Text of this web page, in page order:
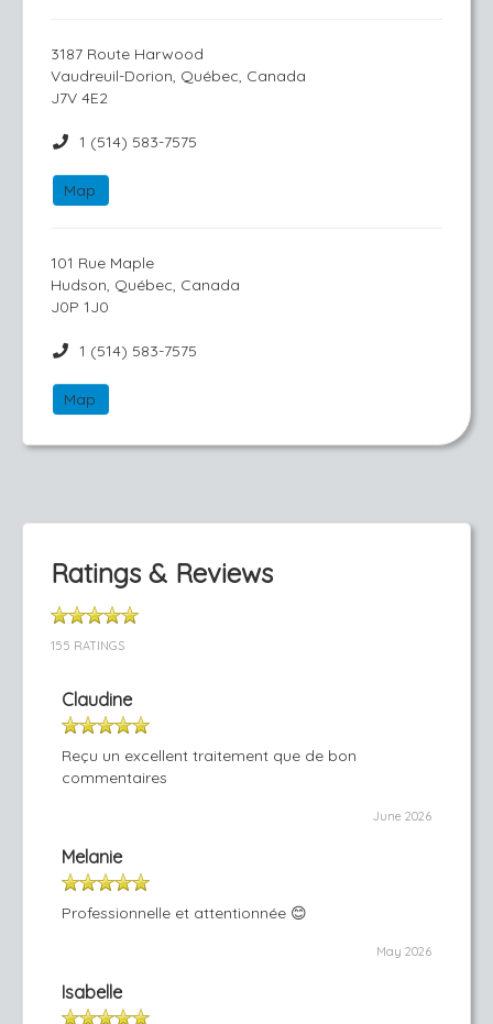
3187 Route Harwood
Vaudreuil-Dorion, Québec, Canada
J7V 4E2
1 (514) 583-7575
Map
101 Rue Maple
Hudson, Québec, Canada
J0P 1J0
1 (514) 583-7575
Map
Ratings & Reviews
155 RATINGS
Claudine
Reçu un excellent traitement que de bon
commentaires
June 2026
Melanie
Professionnelle et attentionnée 😊
May 2026
Isabelle